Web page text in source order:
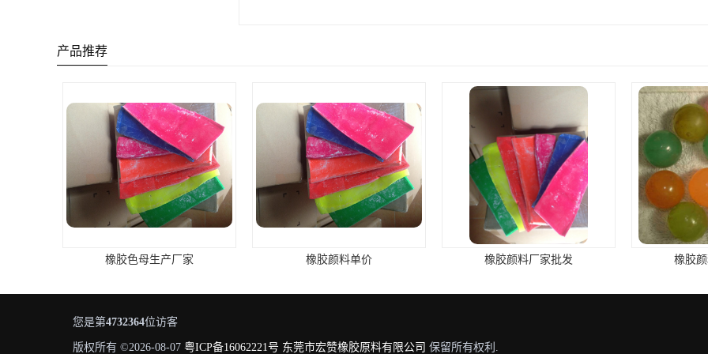
产品推荐
橡胶颜料单价 橡胶颜料厂家批发 橡胶颜料批发价格 专业
您是第4732364位访客
版权所有 ©2026-08-07 粤ICP备16062221号 东莞市宏赞橡胶原料有限公司 保留所有权利.